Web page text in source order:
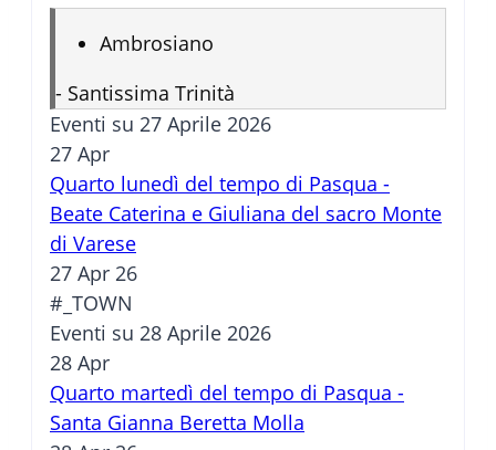
Ambrosiano
- Santissima Trinità
Eventi su 27 Aprile 2026
27 Apr
Quarto lunedì del tempo di Pasqua -
Beate Caterina e Giuliana del sacro Monte
di Varese
27 Apr 26
#_TOWN
Eventi su 28 Aprile 2026
28 Apr
Quarto martedì del tempo di Pasqua -
Santa Gianna Beretta Molla